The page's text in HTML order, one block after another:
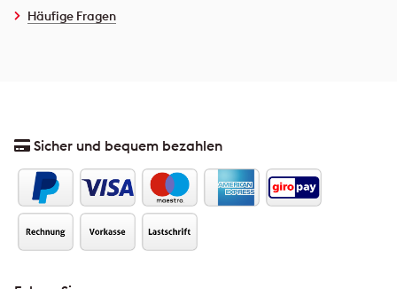
Häufige Fragen
Sicher und bequem bezahlen